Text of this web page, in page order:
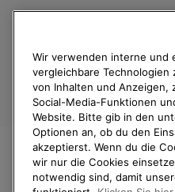
Größentabelle
Rücksendungen
Vom Kaufvertrag zurücktreten
Bestellstatus
Versand
Zahlung
Häufig gestellte Fragen
Wir verwenden interne und
vergleichbare Technologien
von Inhalten und Anzeigen,
Social-Media-Funktionen
Website. Bitte gib in den
Optionen an, ob du den
akzeptierst. Wenn du die
wir nur die Cookies
notwendig sind, damit